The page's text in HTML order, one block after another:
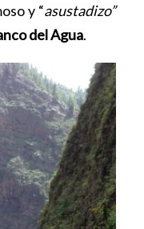
y “asustadizo”
del Agua.